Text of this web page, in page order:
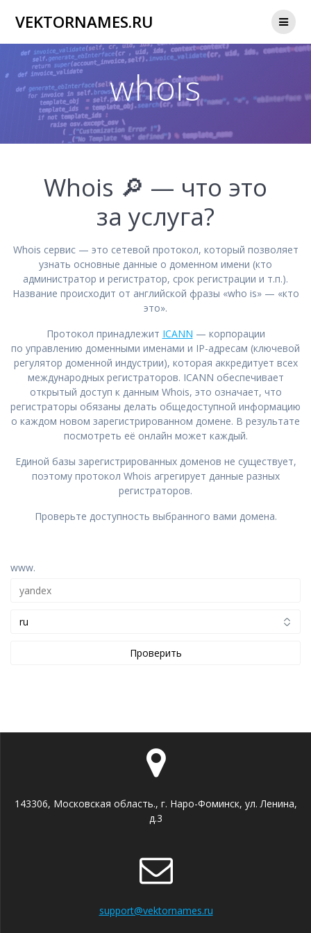
VEKTORNAMES.RU
whois
Whois 🔎 — что это
за услуга?
Whois сервис — это сетевой протокол, который позволяет
узнать основные данные о доменном имени (кто
администратор и регистратор, срок регистрации и т.п.).
Название происходит от английской фразы «who is» — «кто
это».
Протокол принадлежит ICANN — корпорации
по управлению доменными именами и IP-адресам (ключевой
регулятор доменной индустрии), которая аккредитует всех
международных регистраторов. ICANN обеспечивает
открытый доступ к данным Whois, это означает, что
регистраторы обязаны делать общедоступной информацию
о каждом новом зарегистрированном домене. В результате
посмотреть её онлайн может каждый.
Единой базы зарегистрированных доменов не существует,
поэтому протокол Whois агрегирует данные разных
регистраторов.
Проверьте доступность выбранного вами домена.
www.
143306, Московская область., г. Наро-Фоминск, ул. Ленина,
д.3
support@vektornames.ru